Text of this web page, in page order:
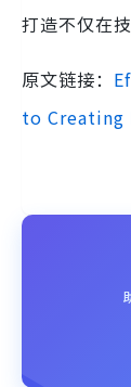
打造不仅在
原文链接：
to Creating